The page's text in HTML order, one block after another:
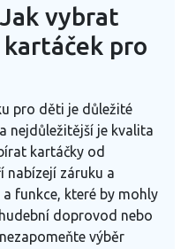
vybrat
pro
pro děti je důležité
nejdůležitější je kvalita
kartáčky od
nabízejí záruku a
funkce, které by mohly
doprovod nebo
výběr